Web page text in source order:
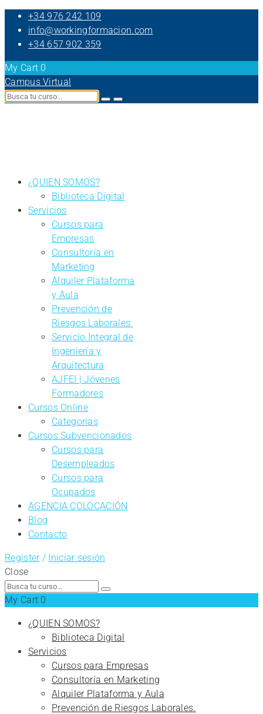
+34 976 242 109
info@workingformacion.com
+34 657 902 359
My Cart 0
Campus Virtual
¿QUIEN SOMOS?
Biblioteca Digital
Servicios
Cursos para
Empresas
Consultoría en
Marketing
Alquiler Plataforma
y Aula
Prevención de
Riesgos Laborales.
Servicio Integral de
Ingeniería y
Arquitectura
AJFEI | Jóvenes
Formadores
Cursos Online
Categorías
Cursos Subvencionados
Cursos para
Desempleados
Cursos para
Ocupados
AGENCIA COLOCACIÓN
Blog
Contacto
Register/ Iniciar sesión
Close
Search
for:
My Cart 0
¿QUIEN SOMOS?
Biblioteca Digital
Servicios
Cursos para Empresas
Consultoría en Marketing
Alquiler Plataforma y Aula
Prevención de Riesgos Laborales.